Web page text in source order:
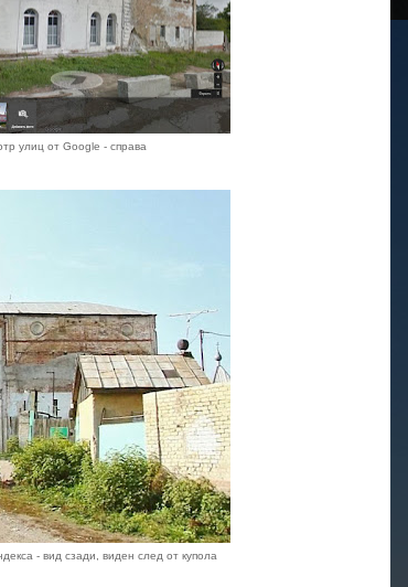
улиц от Google - справа
- вид сзади, виден след от купола